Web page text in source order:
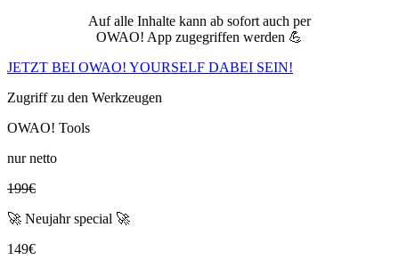
Auf alle Inhalte kann ab sofort auch per
OWAO! App zugegriffen werden 💪
JETZT BEI OWAO! YOURSELF DABEI SEIN!
Zugriff zu den Werkzeugen
OWAO! Tools
nur netto
199€
🚀 Neujahr special 🚀
149€